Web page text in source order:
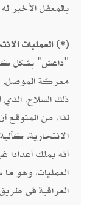
بالمعقل الأخير
(*) العمليات
"داعش" بشكل
معركة الموصل،
ذلك السلاح،
لذا، من المتوقع
الانتحارية،
أنه يملك أعدادا
العمليات، وهو
العراقية فى